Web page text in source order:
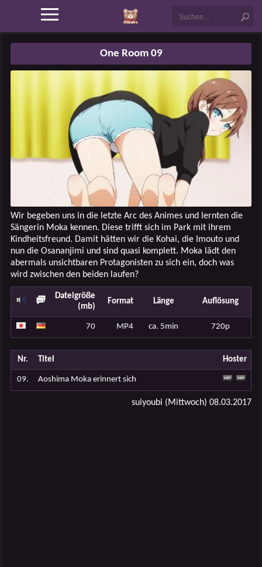
One Room 09
Wir begeben uns in die letzte Arc des Animes und lernten die
Sängerin Moka kennen. Diese trifft sich im Park mit ihrem
Kindheitsfreund. Damit hätten wir die Kohai, die Imouto und
nun die Osananjimi und sind quasi komplett. Moka lädt den
abermals unsichtbaren Protagonisten zu sich ein, doch was
wird zwischen den beiden laufen?
Dateigröße
(mb)
Format Länge Auflösung
70 MP4 ca. 5min 720p
Nr. Titel Hoster
09. Aoshima Moka erinnert sich
suiyoubi (Mittwoch) 08.03.2017